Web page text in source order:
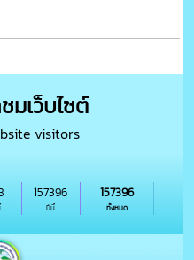
มเว็บไซต์
visitors
ปีนี้
157396
ทั้งหมด
157396